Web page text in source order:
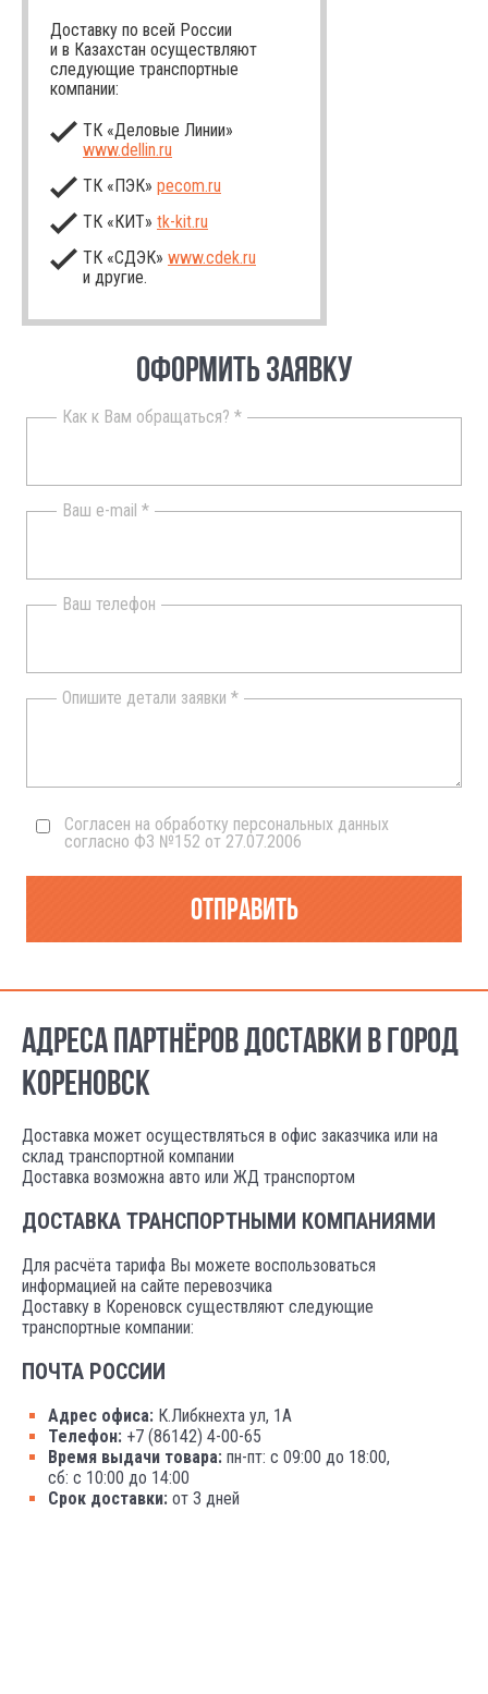
Доставку по всей России
и в Казахстан осуществляют
следующие транспортные
компании:
ТК «Деловые Линии»
www.dellin.ru
ТК «ПЭК» pecom.ru
ТК «КИТ» tk-kit.ru
ТК «СДЭК» www.cdek.ru
и другие.
ОФОРМИТЬ ЗАЯВКУ
Как к Вам обращаться? *
Ваш e-mail *
Ваш телефон
Опишите детали заявки *
Согласен на обработку персональных данных
согласно ФЗ №152 от 27.07.2006
Отправить
АДРЕСА ПАРТНЁРОВ ДОСТАВКИ В ГОРОД
КОРЕНОВСК
Доставка может осуществляться в офис заказчика или на
склад транспортной компании
Доставка возможна авто или ЖД транспортом
ДОСТАВКА ТРАНСПОРТНЫМИ КОМПАНИЯМИ
Для расчёта тарифа Вы можете воспользоваться
информацией на сайте перевозчика
Доставку в Кореновск существляют следующие
транспортные компании:
ПОЧТА РОССИИ
Адрес офиса: К.Либкнехта ул, 1А
Телефон: +7 (86142) 4-00-65
Время выдачи товара: пн-пт: с 09:00 до 18:00,
сб: с 10:00 до 14:00
Срок доставки: от 3 дней